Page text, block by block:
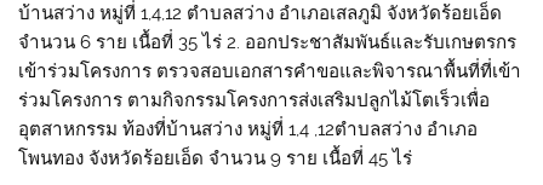
บ้านสว่าง หมู่ที่ 1,4,12 ตำบลสว่าง อำเภอเสลภูมิ จังหวัดร้อยเอ็ด
จำนวน 6 ราย เนื้อที่ 35 ไร่ 2. ออกประชาสัมพันธ์และรับเกษตรกร
เข้าร่วมโครงการ ตรวจสอบเอกสารคำขอและพิจารณาพื้นที่ที่เข้า
ร่วมโครงการ ตามกิจกรรมโครงการส่งเสริมปลูกไม้โตเร็วเพื่อ
อุตสาหกรรม ท้องที่บ้านสว่าง หมู่ที่ 1,4 ,12ตำบลสว่าง อำเภอ
โพนทอง จังหวัดร้อยเอ็ด จำนวน 9 ราย เนื้อที่ 45 ไร่